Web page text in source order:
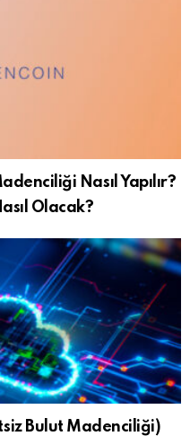
Nasıl Yapılır?
Olacak?
Bulut Madenciliği)